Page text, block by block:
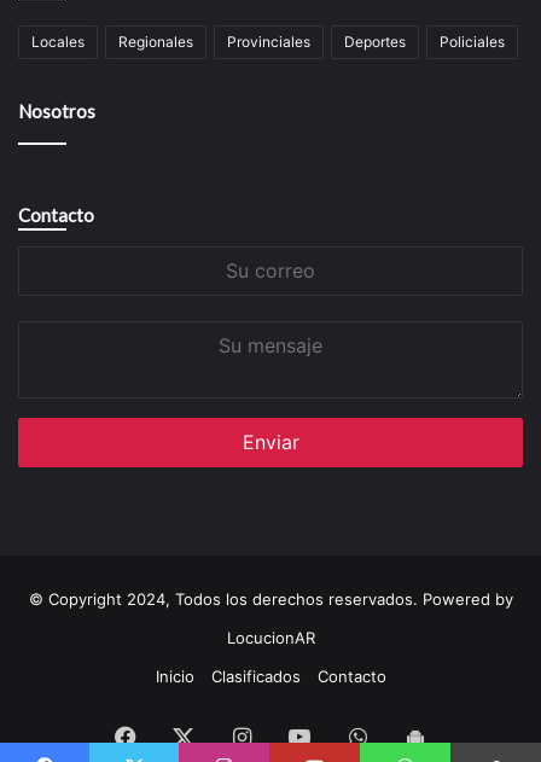
Locales Regionales Provinciales Deportes Policiales
Nosotros
Contacto
© Copyright 2024, Todos los derechos reservados. Powered by
LocucionAR
Inicio
Clasificados Contacto
Facebook
TwitterInstagramYoutubeWhatsapp
App